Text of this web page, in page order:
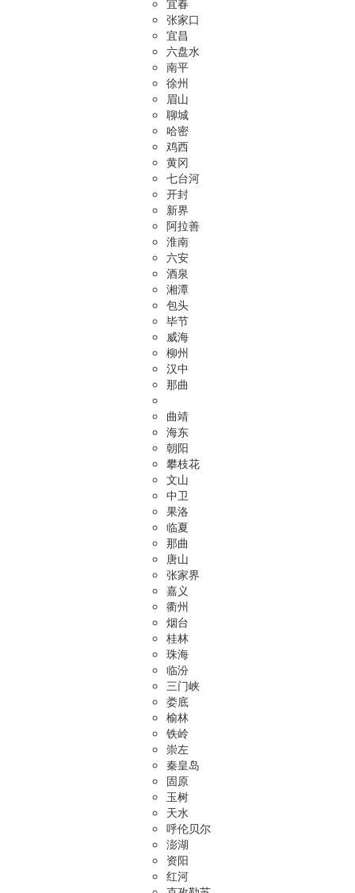
宜春
张家口
宜昌
六盘水
南平
徐州
眉山
聊城
哈密
鸡西
黄冈
七台河
开封
新界
阿拉善
淮南
六安
酒泉
湘潭
包头
毕节
威海
柳州
汉中
那曲
曲靖
海东
朝阳
攀枝花
文山
中卫
果洛
临夏
那曲
唐山
张家界
嘉义
衢州
烟台
桂林
珠海
临汾
三门峡
娄底
榆林
铁岭
崇左
秦皇岛
固原
玉树
天水
呼伦贝尔
澎湖
资阳
红河